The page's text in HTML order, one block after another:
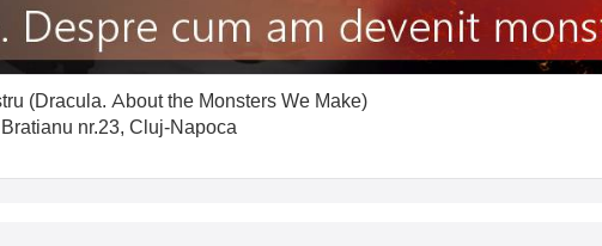
(Dracula. About the Monsters We Make)
nr.23, Cluj-Napoca